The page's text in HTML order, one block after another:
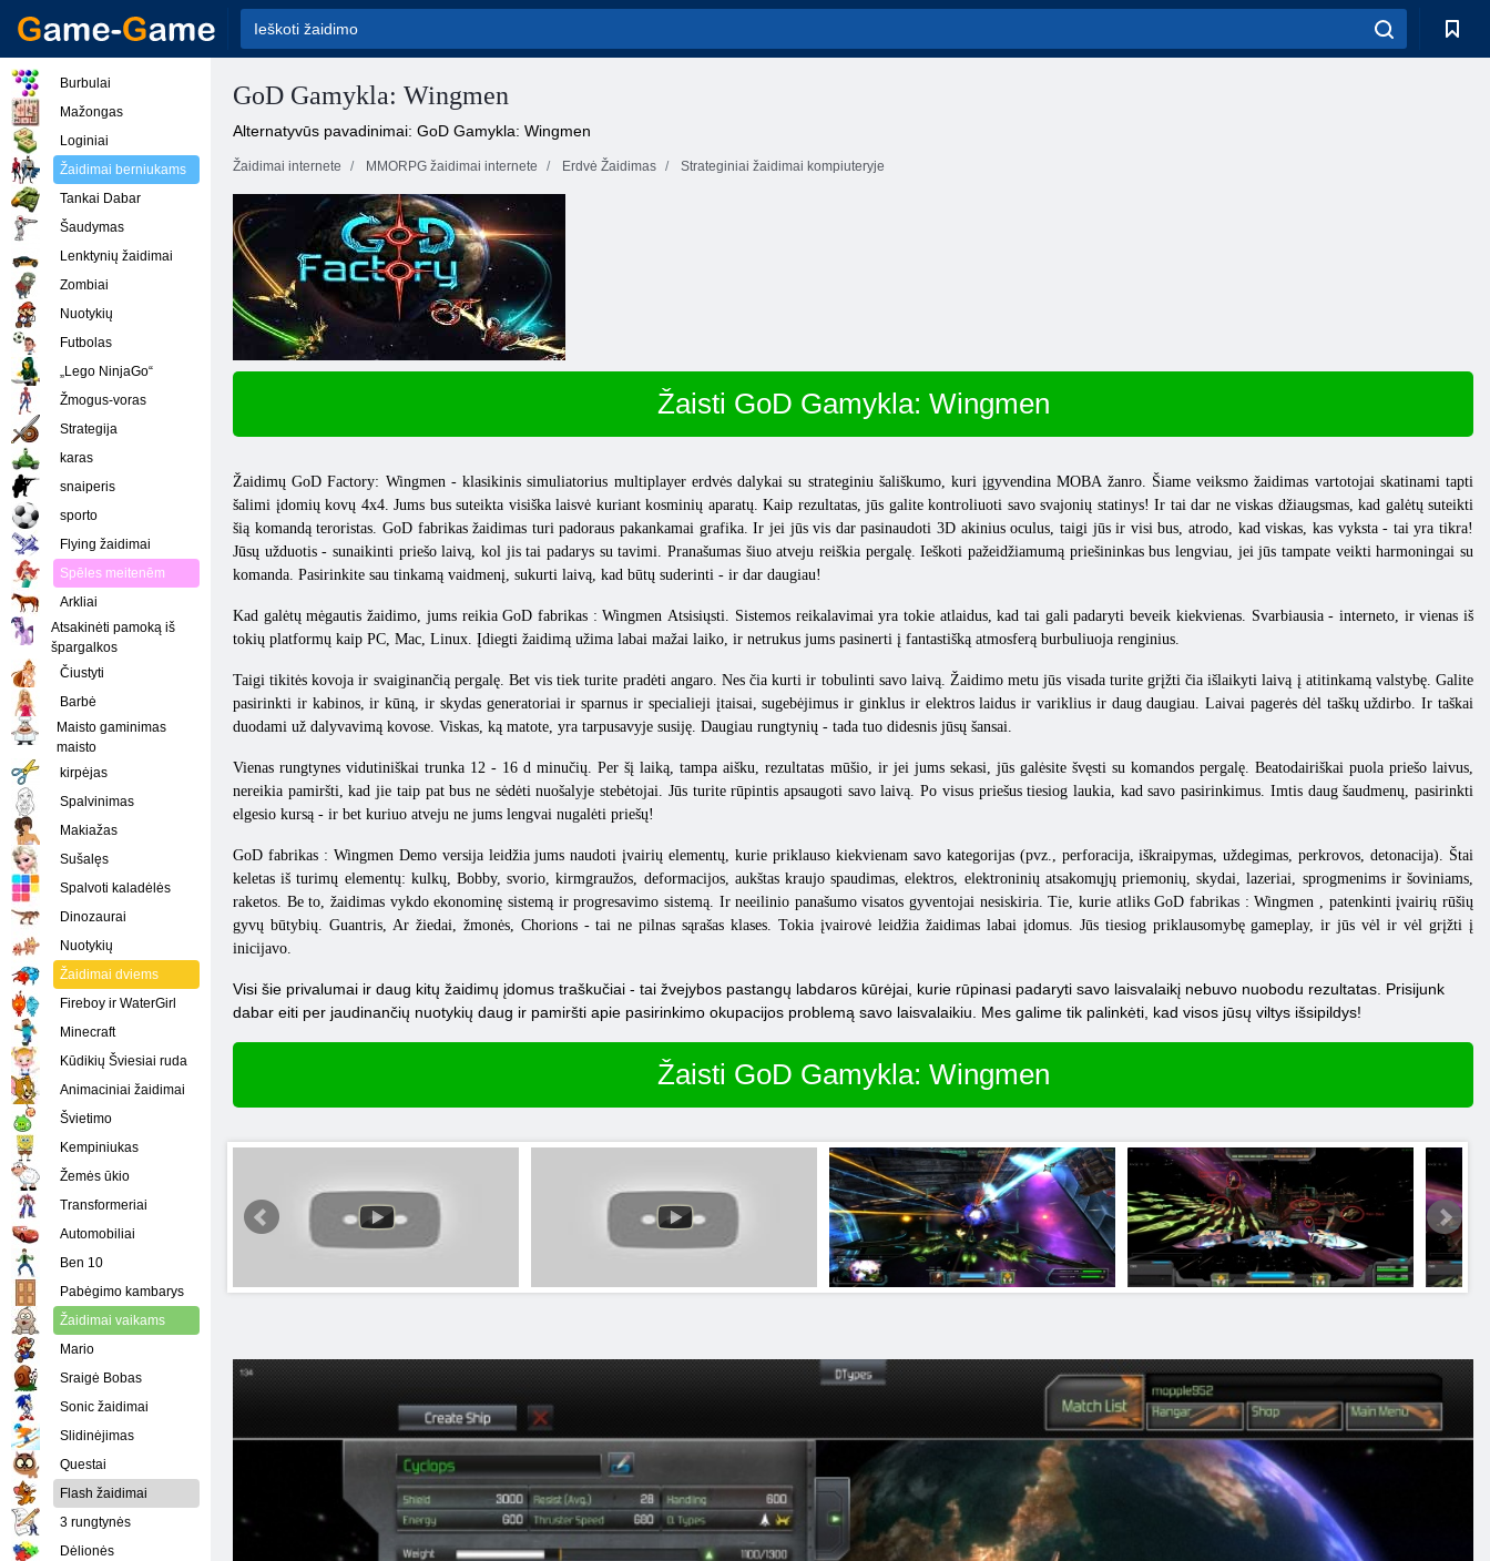
GoD Gamykla: Wingmen
Alternatyvūs pavadinimai: GoD Gamykla: Wingmen
Žaidimai internete MMORPG žaidimai internete Erdvė Žaidimas Strateginiai žaidimai kompiuteryje
Žaisti GoD Gamykla: Wingmen
Žaidimų GoD Factory: Wingmen - klasikinis simuliatorius multiplayer erdvės dalykai su strateginiu šališkumo, kuri įgyvendina MOBA žanro. Šiame veiksmo žaidimas vartotojai skatinami tapti
šalimi įdomių kovų 4x4. Jums bus suteikta visiška laisvė kuriant kosminių aparatų. Kaip rezultatas, jūs galite kontroliuoti savo svajonių statinys! Ir tai dar ne viskas džiaugsmas, kad galėtų suteikti
šią komandą teroristas. GoD fabrikas žaidimas turi padoraus pakankamai grafika. Ir jei jūs vis dar pasinaudoti 3D akinius oculus, taigi jūs ir visi bus, atrodo, kad viskas, kas vyksta - tai yra tikra!
Jūsų užduotis - sunaikinti priešo laivą, kol jis tai padarys su tavimi. Pranašumas šiuo atveju reiškia pergalę. Ieškoti pažeidžiamumą priešininkas bus lengviau, jei jūs tampate veikti harmoningai su
komanda. Pasirinkite sau tinkamą vaidmenį, sukurti laivą, kad būtų suderinti - ir dar daugiau!
Kad galėtų mėgautis žaidimo, jums reikiaGoD fabrikas :WingmenAtsisiųsti. Sistemos reikalavimai yra tokie atlaidus, kad tai gali padaryti beveik kiekvienas. Svarbiausia - interneto, ir vienas iš
tokių platformų kaip PC, Mac, Linux. Įdiegti žaidimą užima labai mažai laiko, ir netrukus jums pasinerti į fantastišką atmosferą burbuliuoja renginius.
Taigi tikitės kovoja ir svaiginančią pergalę. Bet vis tiek turite pradėti angaro. Nes čia kurti ir tobulinti savo laivą. Žaidimo metu jūs visada turite grįžti čia išlaikyti laivą į atitinkamą valstybę. Galite
pasirinkti ir kabinos, ir kūną, ir skydas generatoriai ir sparnus ir specialieji įtaisai, sugebėjimus ir ginklus ir elektros laidus ir variklius ir daug daugiau. Laivai pagerės dėl taškų uždirbo. Ir taškai
duodami už dalyvavimą kovose. Viskas, ką matote, yra tarpusavyje susiję. Daugiau rungtynių - tada tuo didesnis jūsų šansai.
Vienas rungtynes ​​vidutiniškai trunka 12 - 16 d minučių. Per šį laiką, tampa aišku, rezultatas mūšio, ir jei jums sekasi, jūs galėsite švęsti su komandos pergalę. Beatodairiškai puola priešo laivus,
nereikia pamiršti, kad jie taip pat bus ne sėdėti nuošalyje stebėtojai. Jūs turite rūpintis apsaugoti savo laivą. Po visus priešus tiesiog laukia, kad savo pasirinkimus. Imtis daug šaudmenų, pasirinkti
elgesio kursą - ir bet kuriuo atveju ne jums lengvai nugalėti priešų!
GoD fabrikas : Wingmen Demo versija leidžia jums naudoti įvairių elementų, kurie priklauso kiekvienam savo kategorijas (pvz., perforacija, iškraipymas, uždegimas, perkrovos, detonacija). Štai
keletas iš turimų elementų: kulkų, Bobby, svorio, kirmgraužos, deformacijos, aukštas kraujo spaudimas, elektros, elektroninių atsakomųjų priemonių, skydai, lazeriai, sprogmenims ir šoviniams,
raketos. Be to, žaidimas vykdo ekonominę sistemą ir progresavimo sistemą. Ir neeilinio panašumo visatos gyventojai nesiskiria. Tie, kurie atliksGoDfabrikas :Wingmen , patenkinti įvairių rūšių
gyvų būtybių. Guantris, Ar žiedai, žmonės, Chorions - tai ne pilnas sąrašas klases. Tokia įvairovė leidžia žaidimas labai įdomus. Jūs tiesiog priklausomybę gameplay, ir jūs vėl ir vėl grįžti į
inicijavo.
Visi šie privalumai ir daug kitų žaidimų įdomus traškučiai - tai žvejybos pastangų labdaros kūrėjai, kurie rūpinasi padaryti savo laisvalaikį nebuvo nuobodu rezultatas. Prisijunk
dabar eiti per jaudinančių nuotykių daug ir pamiršti apie pasirinkimo okupacijos problemą savo laisvalaikiu. Mes galime tik palinkėti, kad visos jūsų viltys išsipildys!
Žaisti GoD Gamykla: Wingmen
Burbulai
Mažongas
Loginiai
Žaidimai berniukams
Tankai Dabar
Šaudymas
Lenktynių žaidimai
Zombiai
Nuotykių
Futbolas
„Lego NinjaGo“
Žmogus-voras
Strategija
karas
snaiperis
sporto
Flying žaidimai
Spēles meitenēm
Arkliai
Atsakinėti pamoką iš
špargalkos
Čiustyti
Barbė
Maisto gaminimas
maisto
kirpėjas
Spalvinimas
Makiažas
Sušalęs
Spalvoti kaladėlės
Dinozaurai
Nuotykių
Žaidimai dviems
Fireboy ir WaterGirl
Minecraft
Kūdikių Šviesiai ruda
Animaciniai žaidimai
Švietimo
Kempiniukas
Žemės ūkio
Transformeriai
Automobiliai
Ben 10
Pabėgimo kambarys
Žaidimai vaikams
Mario
Sraigė Bobas
Sonic žaidimai
Slidinėjimas
Questai
Flash žaidimai
3 rungtynės
Dėlionės